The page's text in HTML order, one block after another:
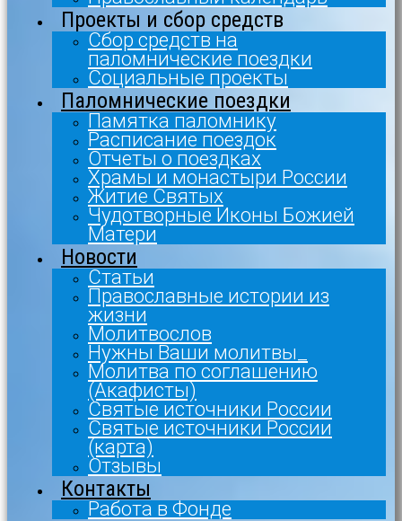
Проекты и сбор средств
Сбор средств на
паломнические поездки
Социальные проекты
Паломнические поездки
Памятка паломнику
Расписание поездок
Отчеты о поездках
Храмы и монастыри России
Житие Святых
Чудотворные Иконы Божией
Матери
Новости
Статьи
Православные истории из
жизни
Молитвослов
Нужны Ваши молитвы_
Молитва по соглашению
(Акафисты)
Святые источники России
Святые источники России
(карта)
Отзывы
Контакты
Работа в Фонде